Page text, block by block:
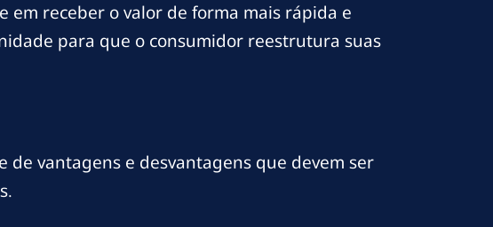
em receber o valor de forma mais rápida e
para que o consumidor reestrutura suas
de vantagens e desvantagens que devem ser